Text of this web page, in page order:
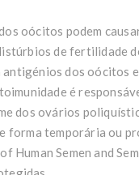
oócitos podem
de fertilidade
dos oócitos
é
dos ovários
forma temporária ou
Semen and